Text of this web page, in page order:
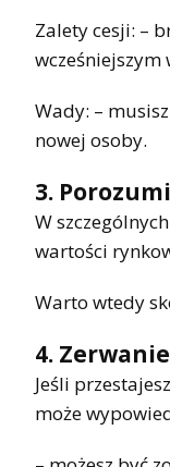
Zalety cesji: –
wcześniejszym
Wady: –
nowej osoby.
3.
W
wartości
Warto wtedy
4.
Jeśli
może